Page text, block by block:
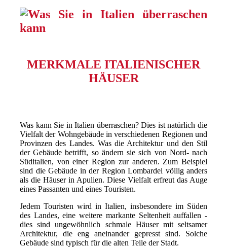
MERKMALE ITALIENISCHER
HÄUSER
Was kann Sie in Italien überraschen? Dies ist natürlich die
Vielfalt der Wohngebäude in verschiedenen Regionen und
Provinzen des Landes. Was die Architektur und den Stil
der Gebäude betrifft, so ändern sie sich von Nord- nach
Süditalien, von einer Region zur anderen. Zum Beispiel
sind die Gebäude in der Region Lombardei völlig anders
als die Häuser in Apulien. Diese Vielfalt erfreut das Auge
eines Passanten und eines Touristen.
Jedem Touristen wird in Italien, insbesondere im Süden
des Landes, eine weitere markante Seltenheit auffallen -
dies sind ungewöhnlich schmale Häuser mit seltsamer
Architektur, die eng aneinander gepresst sind. Solche
Gebäude sind typisch für die alten Teile der Stadt.